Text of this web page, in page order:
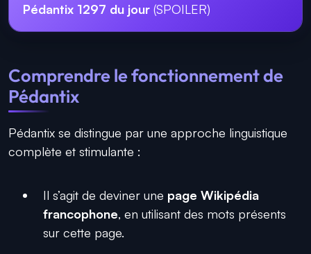
Pédantix 1297 du jour (SPOILER)
Comprendre le fonctionnement de
Pédantix
Pédantix se distingue par une approche linguistique
complète et stimulante :
Il s’agit de deviner une page Wikipédia
francophone, en utilisant des mots présents
sur cette page.